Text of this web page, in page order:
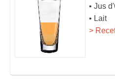
• Jus
• Lait
>